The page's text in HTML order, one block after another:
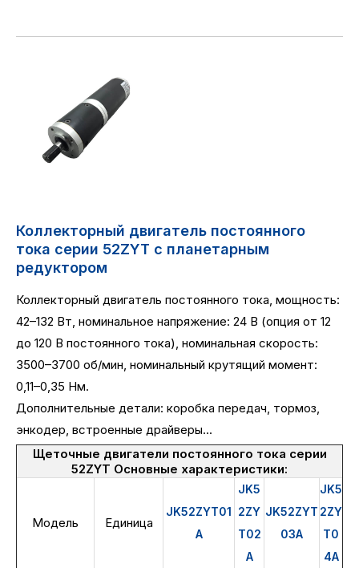
Коллекторный двигатель постоянного
тока серии 52ZYT с планетарным
редуктором
Коллекторный двигатель постоянного тока, мощность:
42–132 Вт, номинальное напряжение: 24 В (опция от 12
до 120 В постоянного тока), номинальная скорость:
3500–3700 об/мин, номинальный крутящий момент:
0,11–0,35 Нм.
Дополнительные детали: коробка передач, тормоз,
энкодер, встроенные драйверы...
Щеточные двигатели постоянного тока серии
52ZYT Основные характеристики:
Модель Единица
JK52ZYT01
A
JK5
2ZY
T02
A
JK52ZYT
03A
JK5
2ZY
T0
4A